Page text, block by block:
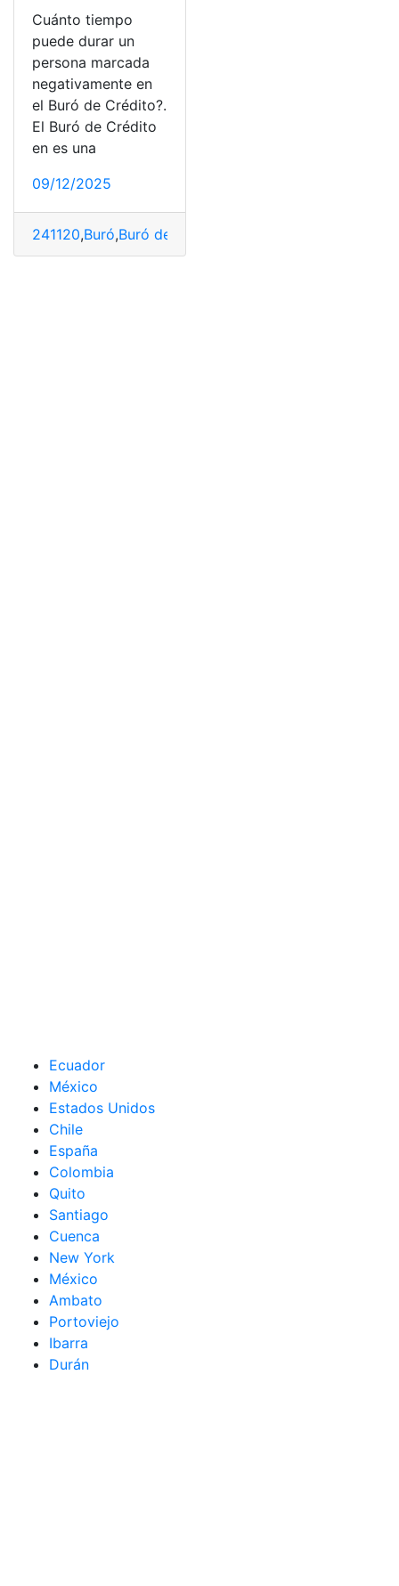
Cuánto tiempo
puede durar un
persona marcada
negativamente en
el Buró de Crédito?.
El Buró de Crédito
en es una
09/12/2025
241120,Buró,Buró de Crédito
Ecuador
México
Estados Unidos
Chile
España
Colombia
Quito
Santiago
Cuenca
New York
México
Ambato
Portoviejo
Ibarra
Durán